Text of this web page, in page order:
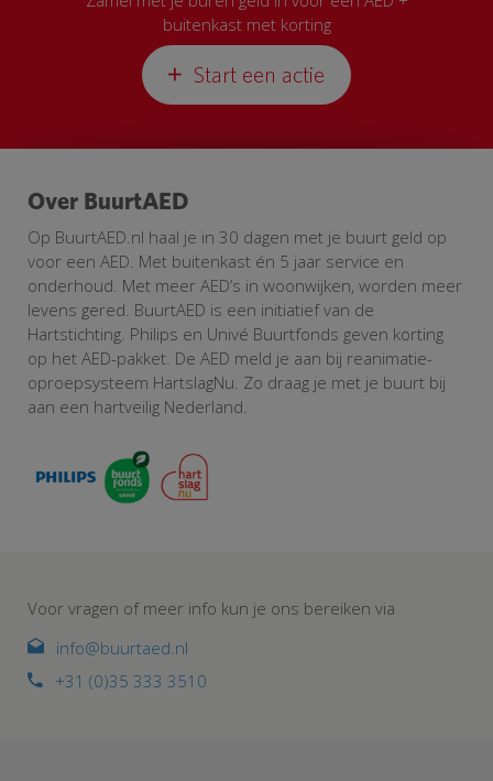
buitenkast met korting
Start een actie
Over BuurtAED
Op BuurtAED.nl haal je in 30 dagen met je buurt geld op
voor een AED. Met buitenkast én 5 jaar service en
onderhoud. Met meer AED’s in woonwijken, worden meer
levens gered. BuurtAED is een initiatief van de
Hartstichting. Philips en Univé Buurtfonds geven korting
op het AED-pakket. De AED meld je aan bij reanimatie-
oproepsysteem HartslagNu. Zo draag je met je buurt bij
aan een hartveilig Nederland.
Voor vragen of meer info kun je ons bereiken via
info@buurtaed.nl
+31 (0)35 333 3510